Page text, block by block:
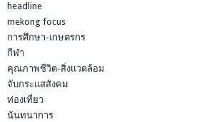
headline
mekong focus
การศึกษา-เกษตรกร
กีฬา
คุณภาพชีวิต-สิ่งแวดล้อม
จับกระแสสังคม
ท่องเที่ยว
นันทนาการ